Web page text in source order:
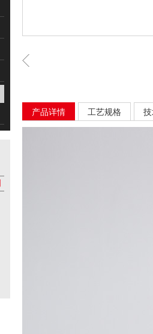
产品详情 工艺规格